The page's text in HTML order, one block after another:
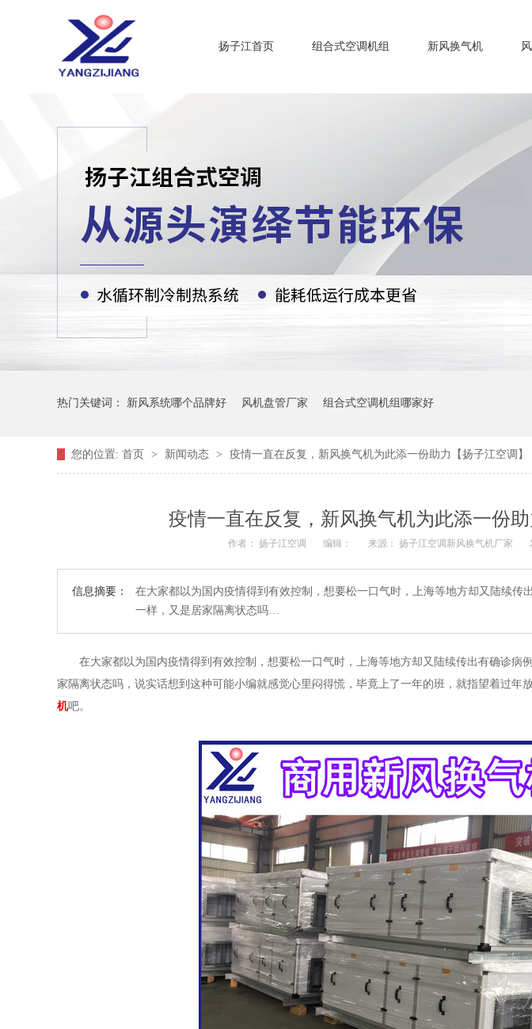
扬子江首页 组合式空调机组 新风换气机
热门关键词： 新风系统哪个品牌好 风机盘管厂家 组合式空调机组哪家好
您的位置: 首页 > 新闻动态 > 疫情一直在反复，新风换气机为此添一份助力【扬子江空调】
疫情一直在反复，新风换气机为此添一份助
作者： 扬子江空调 编辑： 来源： 扬子江空调新风换气机厂家
信息摘要：
在大家都以为国内疫情得到有效控制，想要松一口气时，上海等地方却又陆续传
一样，又是居家隔离状态吗…
在大家都以为国内疫情得到有效控制，想要松一口气时，上海等地方却又陆续传出有确诊病
家隔离状态吗，说实话想到这种可能小编就感觉心里闷得慌，毕竟上了一年的班，就指望着过年
机吧。